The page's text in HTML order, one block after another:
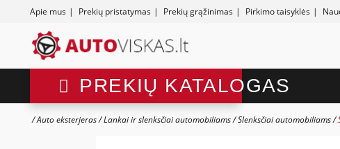
Apie mus | Prekių pristatymas | Prekių grąžinimas | Pirkimo taisyklės |
PREKIŲ KATALOGAS
Auto eksterjeras Lankai ir slenksčiai automobiliams Slenksčiai automobiliams